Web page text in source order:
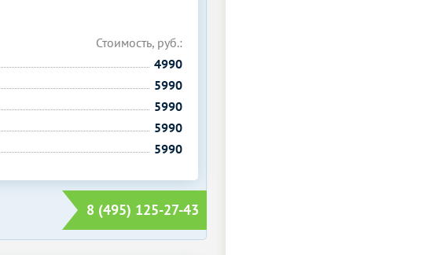
Стоимость, руб.:
4990
5990
5990
5990
5990
8 (495) 125-27-43